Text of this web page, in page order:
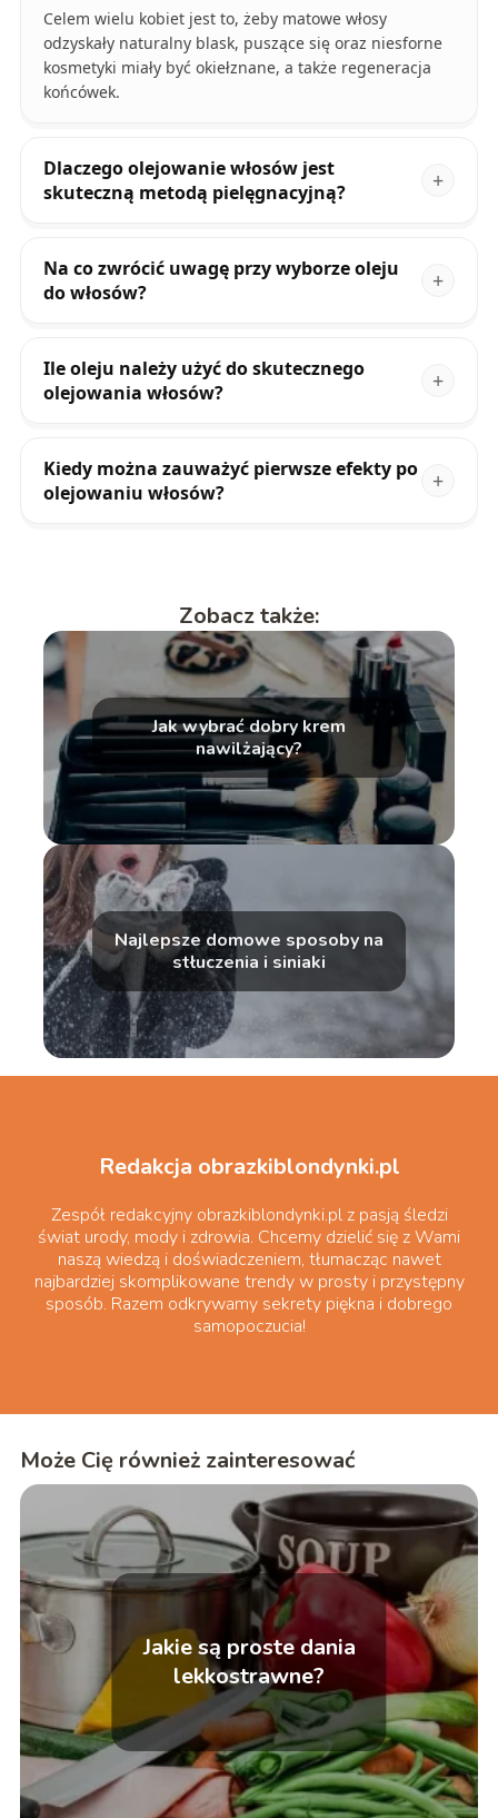
Celem wielu kobiet jest to, żeby matowe włosy
odzyskały naturalny blask, puszące się oraz niesforne
kosmetyki miały być okiełznane, a także regeneracja
końcówek.
Dlaczego olejowanie włosów jest
skuteczną metodą pielęgnacyjną?
Na co zwrócić uwagę przy wyborze oleju
do włosów?
Ile oleju należy użyć do skutecznego
olejowania włosów?
Kiedy można zauważyć pierwsze efekty po
olejowaniu włosów?
Zobacz także:
Jak wybrać dobry krem
nawilżający?
Najlepsze domowe sposoby na
stłuczenia i siniaki
Redakcja obrazkiblondynki.pl
Zespół redakcyjny obrazkiblondynki.pl z pasją śledzi
świat urody, mody i zdrowia. Chcemy dzielić się z Wami
naszą wiedzą i doświadczeniem, tłumacząc nawet
najbardziej skomplikowane trendy w prosty i przystępny
sposób. Razem odkrywamy sekrety piękna i dobrego
samopoczucia!
Może Cię również zainteresować
Jakie są proste dania
lekkostrawne?